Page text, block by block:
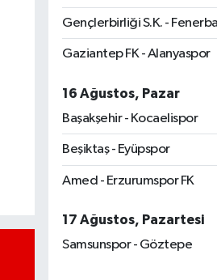
Gençlerbirliği S.K. -
Gaziantep FK - Alanyaspor
16 Ağustos, Pazar
Başakşehir - Kocaelispor
Beşiktaş - Eyüpspor
Amed - Erzurumspor FK
17 Ağustos, Pazartesi
Samsunspor - Göztepe